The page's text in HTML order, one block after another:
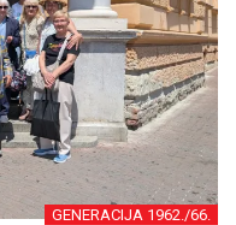
GENERACIJA 1962./66.